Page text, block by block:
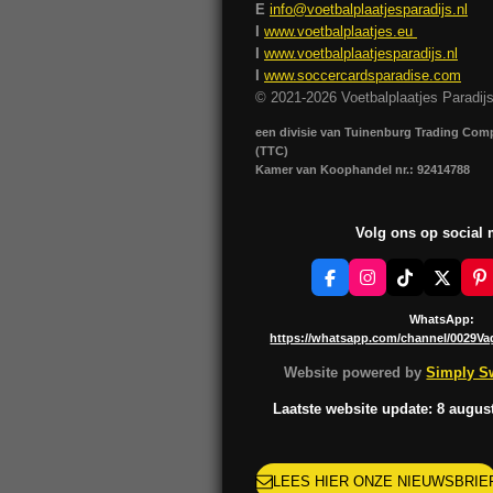
E info@voetbalplaatjesparadijs.nl
www.voetbalplaatjes.eu
www.voetbalplaatjesparadijs.nl
www.soccercardsparadise.com
© 2021-2026 Voetbalplaatjes Paradijs
een divisie van Tuinenburg Trading
(TTC)
Kamer van Koophandel nr.: 92414788
Volg ons op social
F
a
e
b
o
o
I
n
t
a
g
r
m
T
k
T
o
k
X
P
i
t
e
r
e
t
WhatsApp:
https://whatsapp.com/channel/
Website powered bySimply
Laatste website update: 8
LEES HIER ONZE